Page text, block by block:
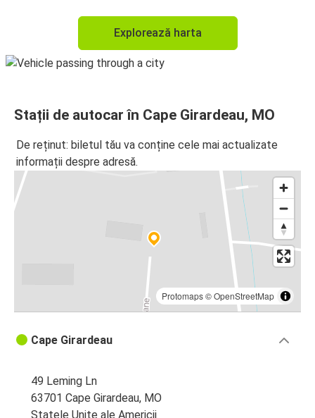
Explorează harta
Stații de autocar în Cape Girardeau, MO
De reținut: biletul tău va conține cele mai actualizate
informații despre adresă.
Protomaps©OpenStreetMap
Cape Girardeau
49 Leming Ln
63701 Cape Girardeau, MO
Statele Unite ale Americii